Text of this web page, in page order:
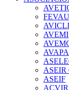
AVEMI
ASEIR
ASEIF